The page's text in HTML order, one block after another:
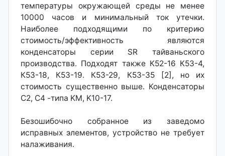
температуры окружающей среды не менее
10000 часов и минимальный ток утечки.
Наиболее подходящими по критерию
стоимость/эффективность являются
конденсаторы серии SR тайваньского
производства. Подходят также К52-16 К53-4,
К53-18, К53-19. К53-29, К53-35 [2], но их
стоимость существенно выше. Конденсаторы
С2, С4 -типа KM, K10-17.
Безошибочно собранное из заведомо
исправных элементов, устройство не требует
налаживания.